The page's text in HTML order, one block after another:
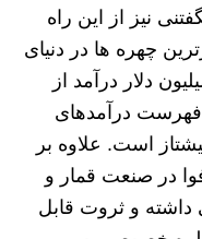
نیز از این راه
چهره‌ ها در دنیای
و قمار است. با بیش از ۳۱ میلیون دلار درآمد از
تورنمنت‌ های زنده، او در رتبه ۲۶ فهرست درآمدهای
است. علاوه بر
در صنعت قمار و
داشته و ثروت قابل